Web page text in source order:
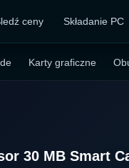
ceny Składanie PC
Karty graficzne
30 MB Smart